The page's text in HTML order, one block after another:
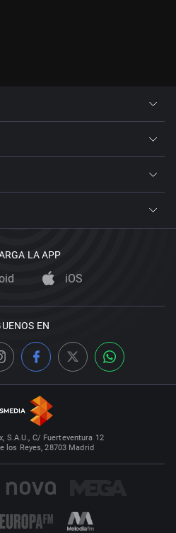
LA APP
iOS
EN
S.A.U., C/ Fuerteventura 12
los Reyes, 28703 Madrid